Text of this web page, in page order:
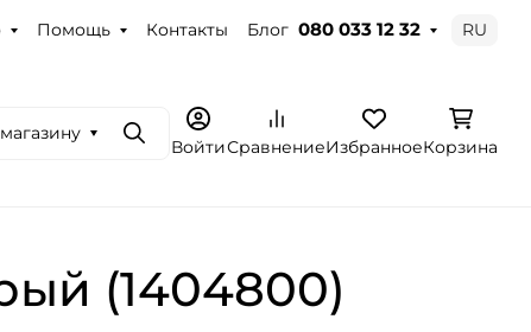
Помощь Контакты Блог 080 033 12 32 RU
ПоискВойтиСравнениеИзбранноеКорзина
(1404800)